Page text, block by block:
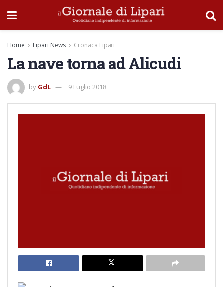
Home Lipari News Cronaca Lipari
La nave torna ad Alicudi
by GdL 9 Luglio 2018